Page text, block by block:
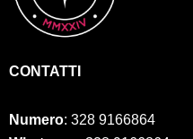
CONTATTI
Numero: 328 9166864